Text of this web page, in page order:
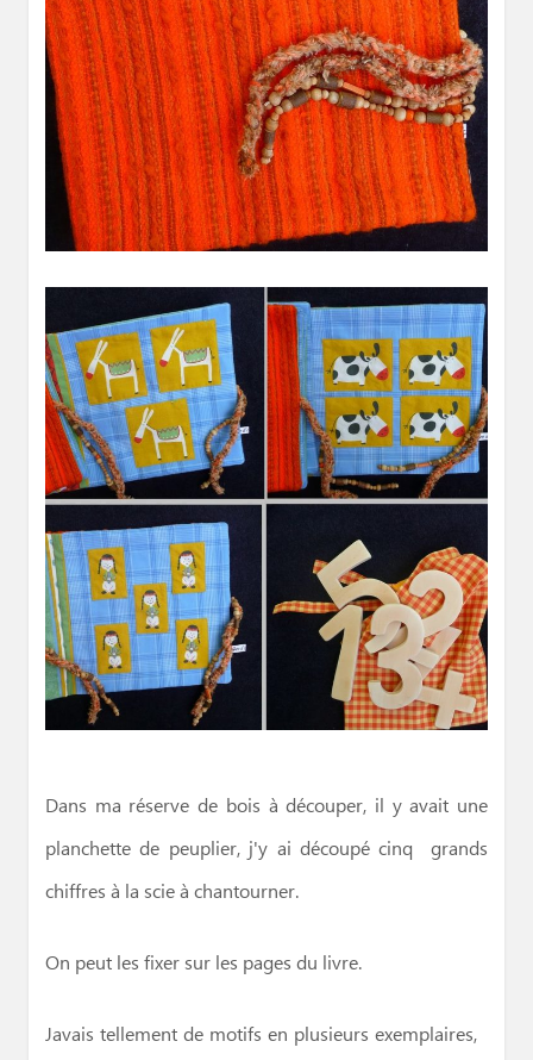
Dans ma réserve de bois à découper, il y avait une
planchette de peuplier, j'y ai découpé cinq grands
chiffres à la scie à chantourner.
On peut les fixer sur les pages du livre.
Javais tellement de motifs en plusieurs exemplaires,